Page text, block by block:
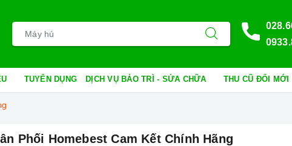
TUYỂN DỤNG DỊCH VỤ BẢO TRÌ - SỬA CHỮA THU CŨ ĐỔI MỚI
Phối Homebest Cam Kết Chính Hãng